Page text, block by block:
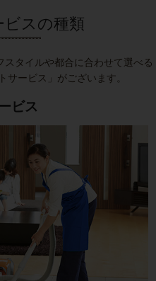
ビスの種類
タイルや都合に合わせて選べる
サービス」がございます。
ビス